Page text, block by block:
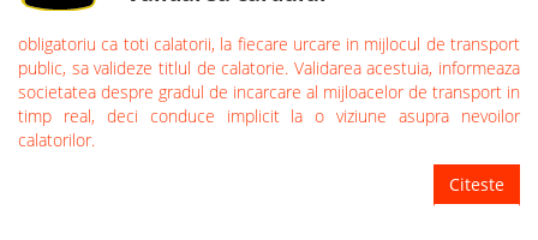
obligatoriu ca toti calatorii, la fiecare urcare in mijlocul de transport
public, sa valideze titlul de calatorie. Validarea acestuia, informeaza
societatea despre gradul de incarcare al mijloacelor de transport in
timp real, deci conduce implicit la o viziune asupra nevoilor
calatorilor.
Citeste